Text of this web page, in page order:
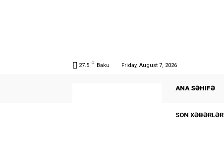
27.5 C Baku Friday, August 7, 2026
ANA SƏHIFƏ
SON XƏBƏRLƏR